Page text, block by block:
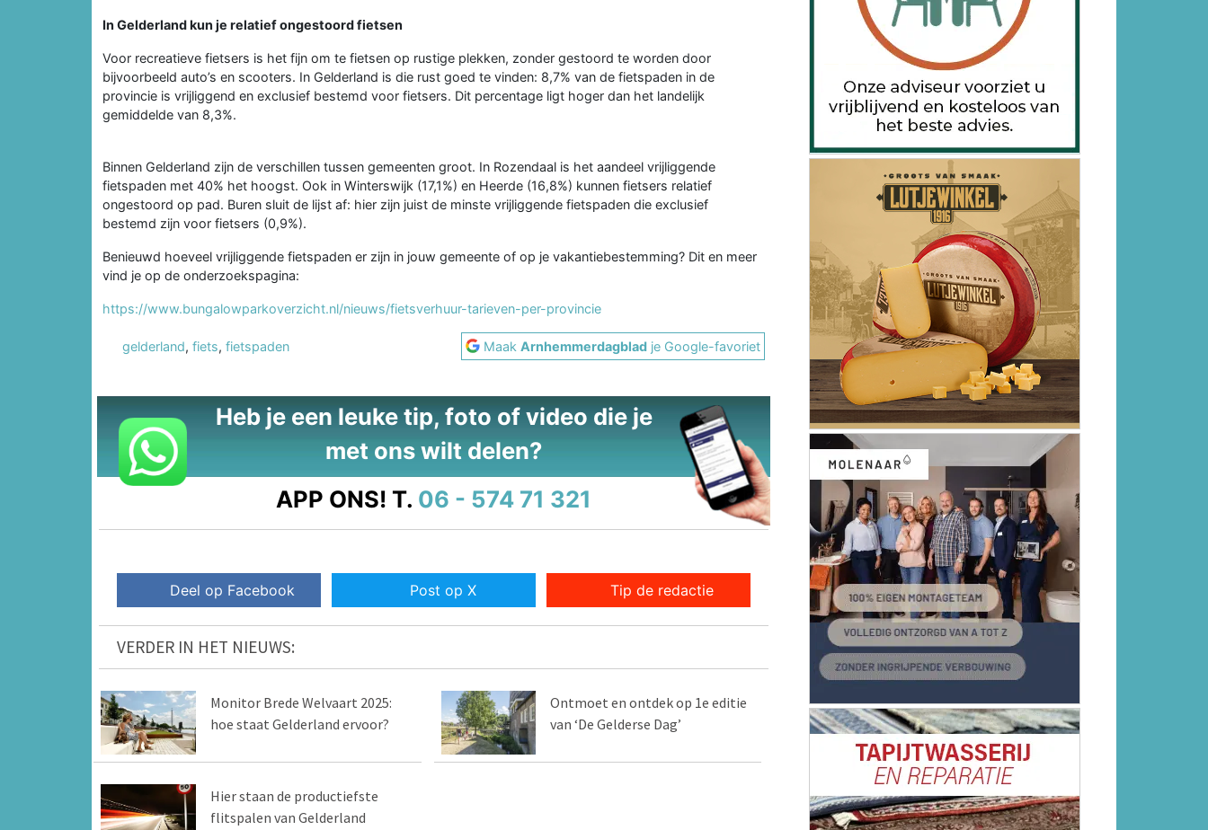
In Gelderland kun je relatief ongestoord fietsen
Voor recreatieve fietsers is het fijn om te fietsen op rustige plekken, zonder gestoord te worden door
bijvoorbeeld auto’s en scooters. In Gelderland is die rust goed te vinden: 8,7% van de fietspaden in de
provincie is vrijliggend en exclusief bestemd voor fietsers. Dit percentage ligt hoger dan het landelijk
gemiddelde van 8,3%.
Binnen Gelderland zijn de verschillen tussen gemeenten groot. In Rozendaal is het aandeel vrijliggende
fietspaden met 40% het hoogst. Ook in Winterswijk (17,1%) en Heerde (16,8%) kunnen fietsers relatief
ongestoord op pad. Buren sluit de lijst af: hier zijn juist de minste vrijliggende fietspaden die exclusief
bestemd zijn voor fietsers (0,9%).
Benieuwd hoeveel vrijliggende fietspaden er zijn in jouw gemeente of op je vakantiebestemming? Dit en meer
vind je op de onderzoekspagina:
https://www.bungalowparkoverzicht.nl/nieuws/fietsverhuur-tarieven-per-provincie
gelderland, fiets, fietspaden MaakArnhemmerdagblad je Google-favoriet
Heb je een leuke tip, foto of video die je
met ons wilt delen?
APP ONS! T. 06 - 574 71 321
Deel op Facebook Post op X Tip de redactie
VERDER IN HET NIEUWS:
Monitor Brede Welvaart 2025:
hoe staat Gelderland ervoor?
Ontmoet en ontdek op 1e editie
van ‘De Gelderse Dag’
Hier staan de productiefste
flitspalen van Gelderland